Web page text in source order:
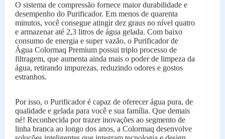
O sistema de compressão fornece maior durabilidade e
desempenho do Purificador. Em menos de quarenta
minutos, você consegue atingir dez graus no nível quatro
e armazenar até 2,3 litros de água gelada. Com baixo
consumo de energia e super vazão, o Purificador de
Água Colormaq Premium possui triplo processo de
filtragem, que aumenta ainda mais o poder de limpeza da
água, retirando impurezas, reduzindo odores e gostos
estranhos.
Por isso, o Purificador é capaz de oferecer água pura, de
qualidade e gelada para você e sua família. Que demais
né! Reconhecida por trazer inovações ao segmento de
linha branca ao longo dos anos, a Colormaq desenvolve